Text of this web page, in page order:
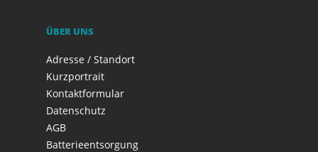
ÜBER UNS
Adresse / Standort
Kurzportrait
Kontaktformular
Datenschutz
AGB
Batterieentsorgung